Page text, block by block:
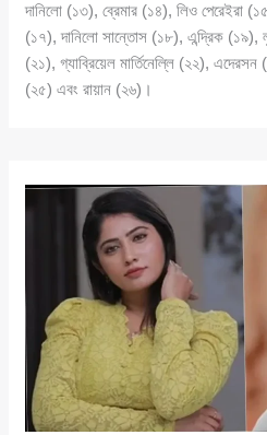
দানিলো (১৩), ব্রেমার (১৪), লিও পেরেইরা
(১৭), দানিলো সান্তোস (১৮), এন্দ্রিক (১৯),
(২১), গ্যাব্রিয়েল মার্তিনেল্লি (২২),
(২৫) এবং রায়ান (২৬)।